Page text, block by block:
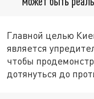
Главной целью
является
чтобы
дотянуться до